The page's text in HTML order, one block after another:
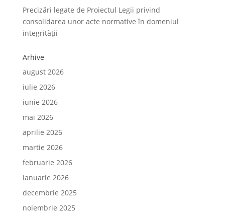
Precizări legate de Proiectul Legii privind
consolidarea unor acte normative în domeniul
integrității
Arhive
august 2026
iulie 2026
iunie 2026
mai 2026
aprilie 2026
martie 2026
februarie 2026
ianuarie 2026
decembrie 2025
noiembrie 2025